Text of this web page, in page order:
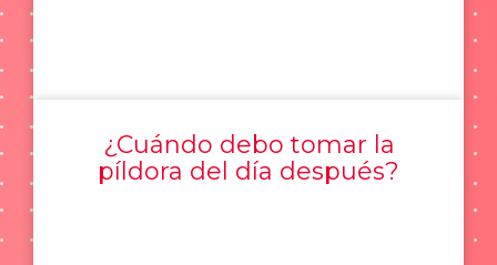
¿Cuándo debo tomar la
píldora del día después?